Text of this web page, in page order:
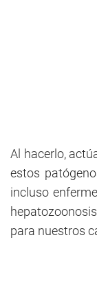
Al hacerlo,
estos
incluso
para nuestros